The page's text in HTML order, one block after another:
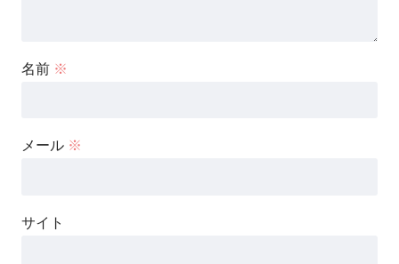
名前 ※
メール ※
サイト